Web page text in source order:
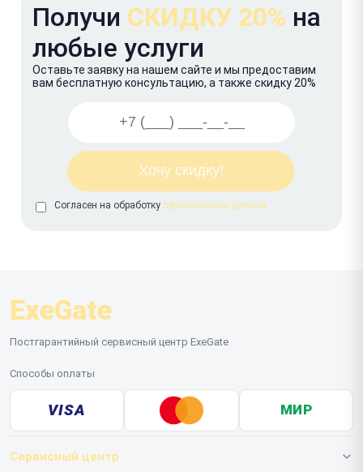
Получи СКИДКУ 20% на
любые услуги
Оставьте заявку на нашем сайте и мы предоставим
вам бесплатную консультацию, а также скидку 20%
Согласен на обработку персональных данных
ExeGate
Постгарантийный сервисный центр ExeGate
Способы оплаты
VISA МИР
Сервисный центр